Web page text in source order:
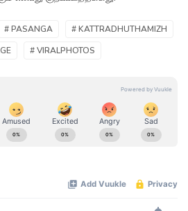
# PASANGA
# KATTRADHUTHAMIZH
# VIRALPHOTOS